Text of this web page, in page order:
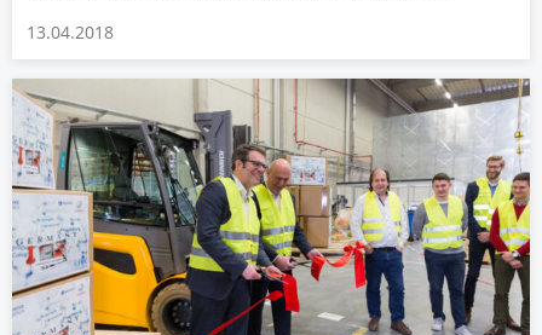
13.04.2018